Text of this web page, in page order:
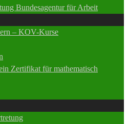
Bundesagentur für Arbeit
– KOV-Kurse
Zertifikat für mathematisch